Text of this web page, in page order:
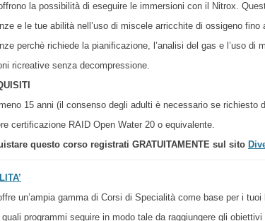
la possibilità di eseguire le immersioni con il Nitrox.
e le tue abilità nell’uso di miscele arricchite di ossigeno
perchè richiede la pianificazione, l’analisi del gas e l’uso di
ricreative senza decompressione.
15 anni (il consenso degli adulti è necessario se richiesto
certificazione RAID Open Water 20 o equivalente.
questo corso registrati GRATUITAMENTE sul sito
un’ampia gamma di Corsi di Specialità come base per i
programmi seguire in modo tale da raggiungere gli